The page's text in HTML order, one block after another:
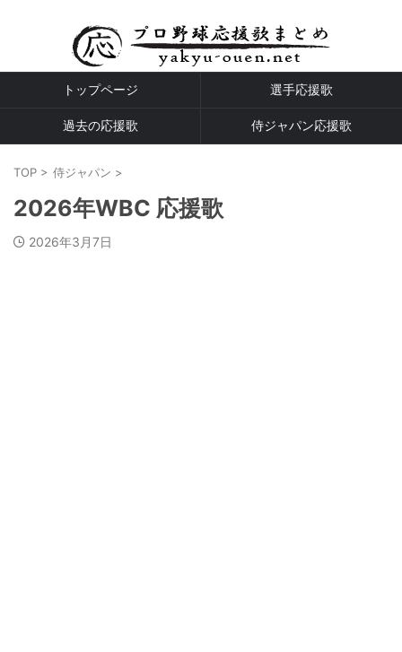
トップページ 選手応援歌
過去の応援歌 侍ジャパン応援歌
TOP > 侍ジャパン >
2026年WBC 応援歌
2026年3月7日